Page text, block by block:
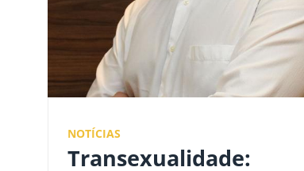
NOTÍCIAS
Transexualidade: